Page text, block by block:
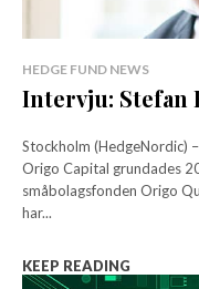
HEDGE FUND NEWS
Intervju: Stefan
Stockholm (HedgeNordic)
Origo Capital grundades
småbolagsfonden Origo Quest 1
har...
KEEP READING